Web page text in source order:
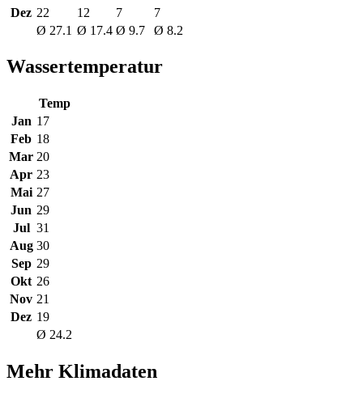
Dez 22 12 7
7
Ø 27.1 Ø 17.4 Ø 9.7 Ø 8.2
Wassertemperatur
Temp
Jan 17
Feb 18
Mar 20
Apr 23
Mai 27
Jun 29
Jul 31
Aug 30
Sep 29
Okt 26
Nov 21
Dez 19
Ø 24.2
Mehr Klimadaten